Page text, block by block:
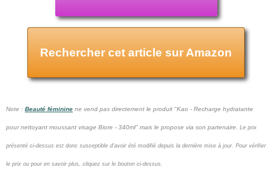
Rechercher cet article sur Amazon
Note : Beauté féminine ne vend pas directement le produit "Kao - Recharge hydratante
pour nettoyant moussant visage Biore - 340ml" mais le propose via son partenaire. Le prix
présenté ci-dessus est donc susceptible d'avoir été modifié depuis la dernière mise à jour. Pour vérifier
le prix ou pour en savoir plus, cliquez sur le bouton ci-dessus.